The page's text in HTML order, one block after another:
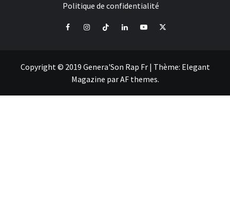
Politique de confidentialité
FacebookInstagramTiktok LinkedInYoutube
X
Copyright © 2019 Genera'Son Rap Fr | Thème: Elegant
Magazine parAF themes.